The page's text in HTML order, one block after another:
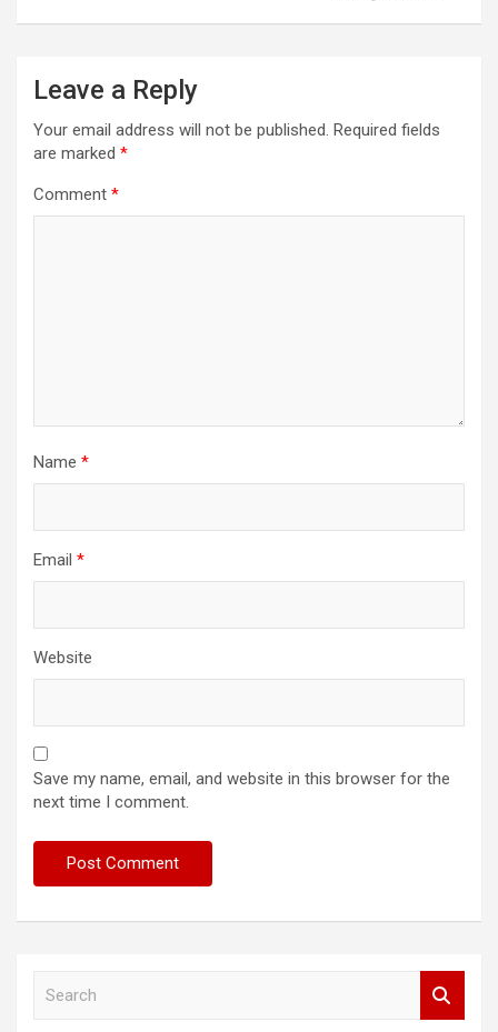
Leave a Reply
Your email address will not be published. Required fields
are marked *
Comment *
Name *
Email *
Website
Save my name, email, and website in this browser for the
next time I comment.